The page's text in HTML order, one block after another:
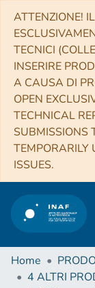
ATTENZIONE!
TECNICI
INSERIRE
A CAUSA DI
OPEN
TECHNICAL
SUBMISSIONS
TEMPORARILY
ISSUES.
Home